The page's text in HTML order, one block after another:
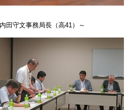
内田守文事務局長（高41）～